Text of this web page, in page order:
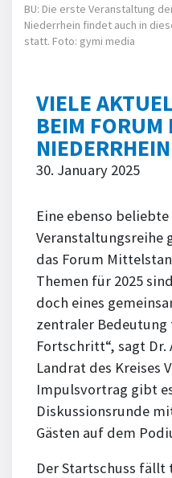
BU: Die erste Veranstaltung
Niederrhein findet auch in
statt. Foto: gymi media
VIELE
BEIM FORUM
NIEDERRHEIN
30. January 2025
Eine ebenso
Veranstaltungsreihe
das Forum
Themen für 2025
doch eines
zentraler
Fortschritt“, sagt Dr.
Landrat des Kreises
Impulsvortrag gibt
Diskussionsrunde
Gästen auf dem
Der Startschuss